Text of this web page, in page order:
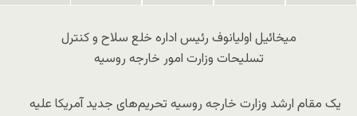
میخائیل اولیانوف رئیس اداره خلع سلاح و کنترل
تسلیحات وزارت امور خارجه روسیه
یک مقام ارشد وزارت خارجه روسیه تحریم‌های جدید آمریکا علیه